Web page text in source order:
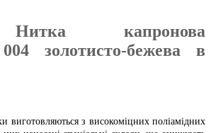
Нитка капронова
золотисто-бежева в
виготовляються з високоміцних поліамідних